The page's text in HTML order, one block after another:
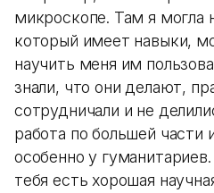
микроскопе. Там я могла
который имеет навыки,
научить меня им
знали, что они делают,
сотрудничали и не
работа по большей части
особенно у
тебя есть хорошая